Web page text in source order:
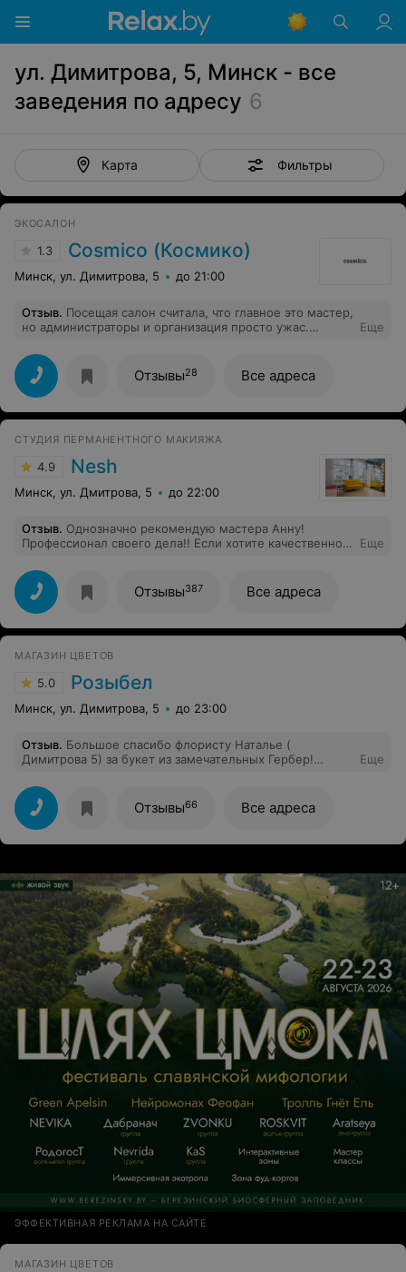
ул. Димитрова, 5, Минск - все
заведения по адресу 6
Карта Фильтры
ЭКОСАЛОН
1.3 Cosmico (Космико)
Минск, ул. Димитрова, 5 до 21:00
Отзыв. Посещая салон считала, что главное это мастер,
но администраторы и организация просто ужас.
кассе. Отмена записи за 2 часа до записи, хотя ранее
запись подтвердили.
Еще
Отзывы28 Все адреса
СТУДИЯ ПЕРМАНЕНТНОГО МАКИЯЖА
4.9 Nesh
Минск, ул. Дмитрова, 5 до 22:00
Отзыв. Однозначно рекомендую мастера Анну!
Профессионал своего дела!! Если хотите качественно и
Еще
Отзывы387 Все адреса
МАГАЗИН ЦВЕТОВ
5.0 Розыбел
Минск, ул. Димитрова, 5 до 23:00
Отзыв. Большое спасибо флористу Наталье (
Димитрова 5) за букет из замечательных Гербер!
композиция!! Уделили много времени клиенту и
смогли подобрать именно то, чего душа желала!
Еще
Отзывы66 Все адреса
ЭФФЕКТИВНАЯ РЕКЛАМА НА САЙТЕ
МАГАЗИН ЦВЕТОВ